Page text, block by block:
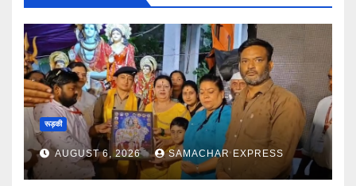
रूड़की
AUGUST 6, 2026 SAMACHAR EXPRESS